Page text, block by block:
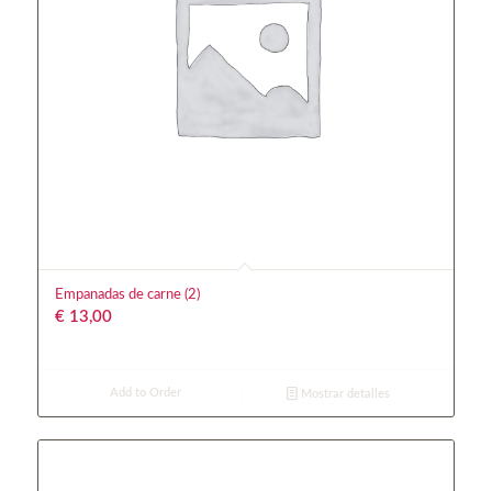
Empanadas de carne (2)
€13,00
Add to Order Mostrar detalles